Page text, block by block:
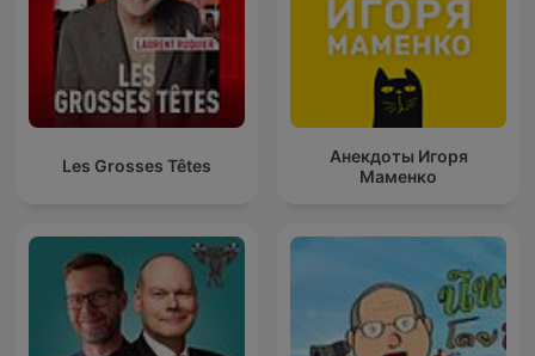
Les Grosses Têtes
Анекдоты Игоря
Маменко